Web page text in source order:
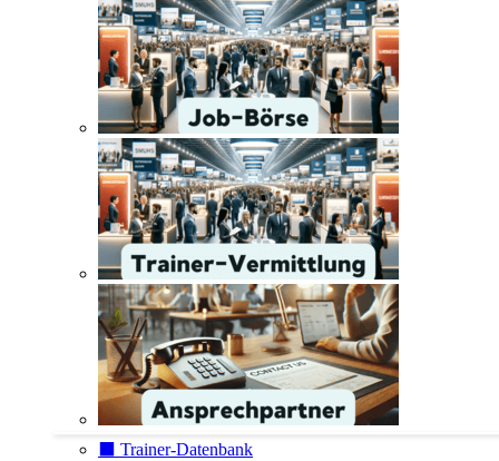
⬛️ Trainer-Datenbank